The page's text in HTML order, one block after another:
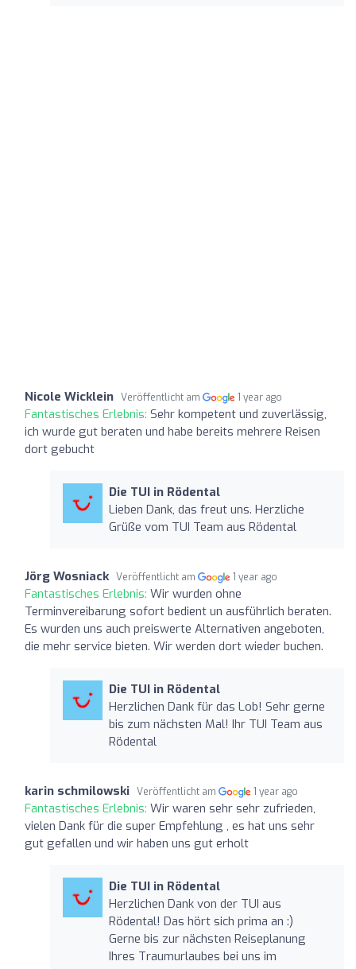
Nicole Wicklein Veröffentlicht am 1 year ago
Fantastisches Erlebnis: Sehr kompetent und zuverlässig,
ich wurde gut beraten und habe bereits mehrere Reisen
dort gebucht
Die TUI in Rödental
Lieben Dank, das freut uns. Herzliche
Grüße vom TUI Team aus Rödental
Jörg Wosniack Veröffentlicht am 1 year ago
Fantastisches Erlebnis: Wir wurden ohne
Terminvereibarung sofort bedient un ausführlich beraten.
Es wurden uns auch preiswerte Alternativen angeboten,
die mehr service bieten. Wir werden dort wieder buchen.
Die TUI in Rödental
Herzlichen Dank für das Lob! Sehr gerne
bis zum nächsten Mal! Ihr TUI Team aus
Rödental
karin schmilowski Veröffentlicht am 1 year ago
Fantastisches Erlebnis: Wir waren sehr sehr zufrieden,
vielen Dank für die super Empfehlung , es hat uns sehr
gut gefallen und wir haben uns gut erholt
Die TUI in Rödental
Herzlichen Dank von der TUI aus
Rödental! Das hört sich prima an :)
Gerne bis zur nächsten Reiseplanung
Ihres Traumurlaubes bei uns im